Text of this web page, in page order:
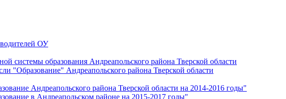
ОУ
системы образования Андреапольского района Тверской области
"Образование" Андреапольского района Тверской области
Андреапольского района Тверской области на 2014-2016 годы"
в Андреапольском районе на 2015-2017 годы"